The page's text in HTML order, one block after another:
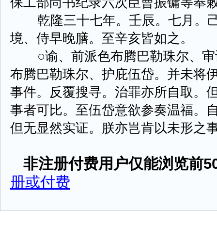
乾隆三十七年。壬辰。七月。
境、侍早晚膳。至辛亥皆如之。
○谕、前派色布腾巴勒珠尔、审
布腾巴勒珠尔、护庇伍岱。并未将
事件。反覆搜寻。治罪亦所自取。
事者可比。至伍岱意欲参奏温福。
但无显然实证。朕亦岂肯以未形之
非注册付费用户仅能浏览前
册或付费